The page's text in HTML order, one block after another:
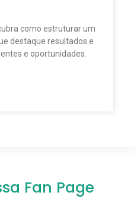
como estruturar um
destaque resultados e
e oportunidades.
Fan Page